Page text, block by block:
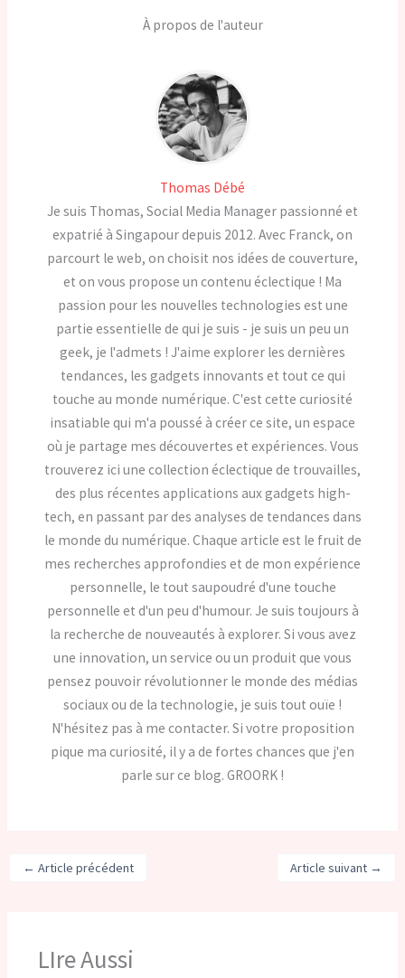
À propos de l'auteur
Thomas Débé
Je suis Thomas, Social Media Manager passionné et
expatrié à Singapour depuis 2012. Avec Franck, on
parcourt le web, on choisit nos idées de couverture,
et on vous propose un contenu éclectique ! Ma
passion pour les nouvelles technologies est une
partie essentielle de qui je suis - je suis un peu un
geek, je l'admets ! J'aime explorer les dernières
tendances, les gadgets innovants et tout ce qui
touche au monde numérique. C'est cette curiosité
insatiable qui m'a poussé à créer ce site, un espace
où je partage mes découvertes et expériences. Vous
trouverez ici une collection éclectique de trouvailles,
des plus récentes applications aux gadgets high-
tech, en passant par des analyses de tendances dans
le monde du numérique. Chaque article est le fruit de
mes recherches approfondies et de mon expérience
personnelle, le tout saupoudré d'une touche
personnelle et d'un peu d'humour. Je suis toujours à
la recherche de nouveautés à explorer. Si vous avez
une innovation, un service ou un produit que vous
pensez pouvoir révolutionner le monde des médias
sociaux ou de la technologie, je suis tout ouïe !
N'hésitez pas à me contacter. Si votre proposition
pique ma curiosité, il y a de fortes chances que j'en
parle sur ce blog. GROORK !
← Article précédent Article suivant →
LIre Aussi